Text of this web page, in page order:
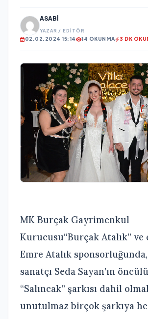
ASABI
YAZAR / EDITÖR
02.02.2024 15:14 14 OKUNMA 3 DK
MK Burçak Gayrimenkul
Kurucusu“Burçak Atalık” ve
Emre Atalık
sanatçı Seda Sayan’ın
“Salıncak” şarkısı dahil
unutulmaz birçok şarkıya